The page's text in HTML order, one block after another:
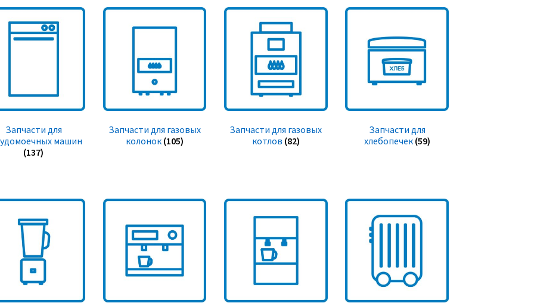
Запчасти для
машин
(137)
Запчасти для газовых
колонок (105)
Запчасти для газовых
котлов (82)
Запчасти для
хлебопечек (59)